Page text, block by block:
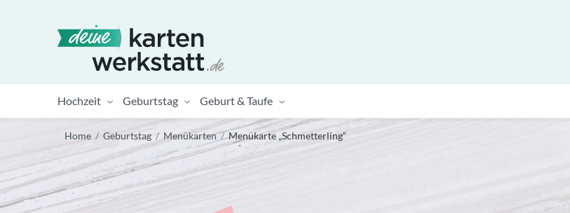
Hochzeit Geburtstag Geburt & Taufe
Home / Geburtstag / Menükarten / Menükarte „Schmetterling“